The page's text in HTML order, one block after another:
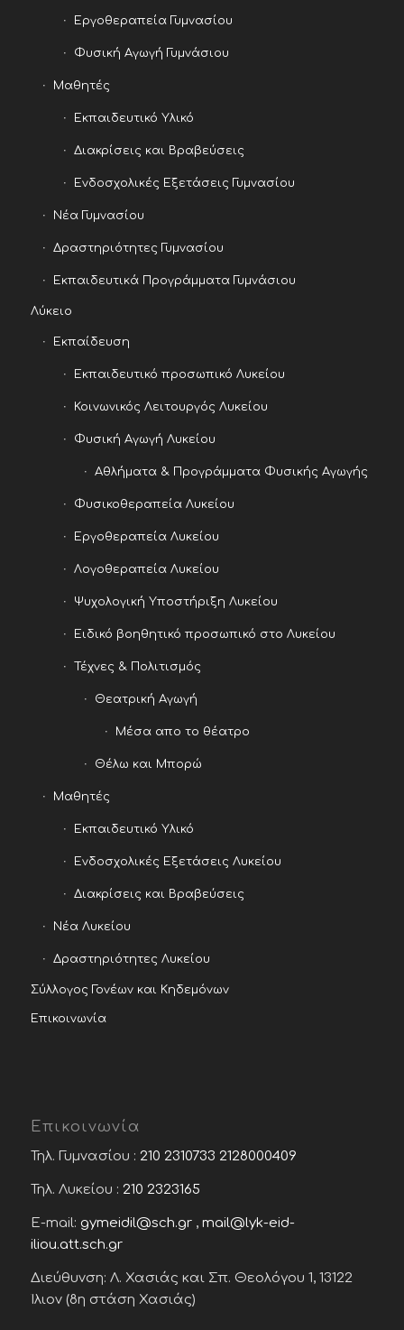
Εργοθεραπεία Γυμνασίου
Φυσική Αγωγή Γυμνάσιου
Μαθητές
Εκπαιδευτικό Υλικό
Διακρίσεις και Βραβεύσεις
Ενδοσχολικές Εξετάσεις Γυμνασίου
Νέα Γυμνασίου
Δραστηριότητες Γυμνασίου
Εκπαιδευτικά Προγράμματα Γυμνάσιου
Λύκειο
Εκπαίδευση
Εκπαιδευτικό προσωπικό Λυκείου
Κοινωνικός Λειτουργός Λυκείου
Φυσική Αγωγή Λυκείου
Αθλήματα & Προγράμματα Φυσικής Αγωγής
Φυσικοθεραπεία Λυκείου
Εργοθεραπεία Λυκείου
Λογοθεραπεία Λυκείου
Ψυχολογική Υποστήριξη Λυκείου
Ειδικό βοηθητικό προσωπικό στο Λυκείου
Τέχνες & Πολιτισμός
Θεατρική Αγωγή
Μέσα απο το θέατρο
Θέλω και Μπορώ
Μαθητές
Εκπαιδευτικό Υλικό
Ενδοσχολικές Εξετάσεις Λυκείου
Διακρίσεις και Βραβεύσεις
Νέα Λυκείου
Δραστηριότητες Λυκείου
Σύλλογος Γονέων και Κηδεμόνων
Επικοινωνία
Επικοινωνία
Τηλ. Γυμνασίου : 210 2310733 2128000409
Τηλ. Λυκείου : 210 2323165
E-mail: gymeidil@sch.gr, mail@lyk-eid-
iliou.att.sch.gr
Διεύθυνση: Λ. Χασιάς και Σπ. Θεολόγου 1, 13122
Ίλιον (8η στάση Χασιάς)